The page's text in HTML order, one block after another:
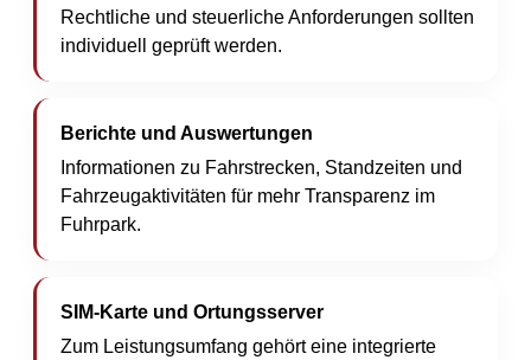
Rechtliche und steuerliche Anforderungen sollten
individuell geprüft werden.
Berichte und Auswertungen
Informationen zu Fahrstrecken, Standzeiten und
Fahrzeugaktivitäten für mehr Transparenz im
Fuhrpark.
SIM-Karte und Ortungsserver
Zum Leistungsumfang gehört eine integrierte